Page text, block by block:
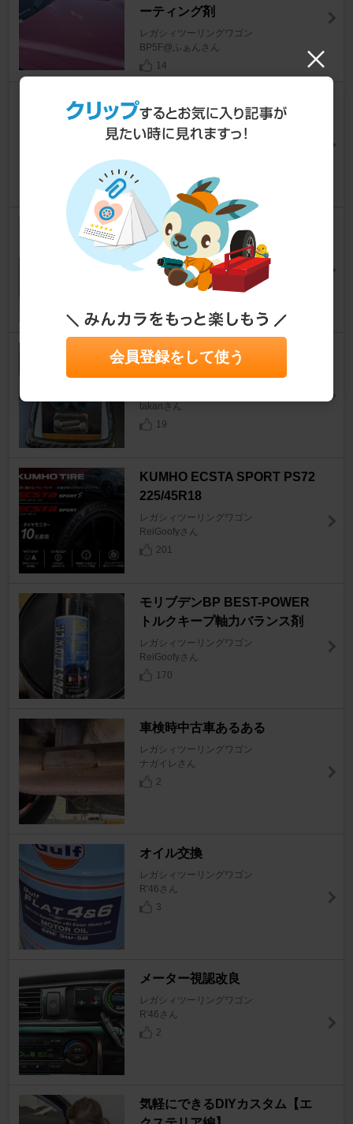
ーティング剤
レガシィツーリングワゴン
BP5F@ふぁんさん
14
【BH５/Ｄ型】ＮＧＫ IRIWAY
７
レガシィツーリングワゴン
0
Broadway BW-766 ワイドミラ
ー 300F
レガシィツーリングワゴン
BIGNさん
HASEPRO マジカルカーボン
takanさん
19
KUMHO ECSTA SPORT PS72
225/45R18
レガシィツーリングワゴン
ReiGoofyさん
201
モリブデンBP BEST-POWER
トルクキープ軸力バランス剤
レガシィツーリングワゴン
ReiGoofyさん
170
車検時中古車あるある
レガシィツーリングワゴン
ナガイレさん
2
オイル交換
レガシィツーリングワゴン
R'46さん
3
メーター視認改良
レガシィツーリングワゴン
R'46さん
2
気軽にできるDIYカスタム【エ
会員登録をして使う